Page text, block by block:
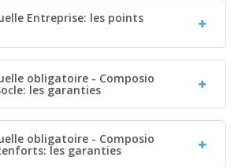
Entreprise: les points
obligatoire - Composio
les garanties
obligatoire - Composio
les garanties